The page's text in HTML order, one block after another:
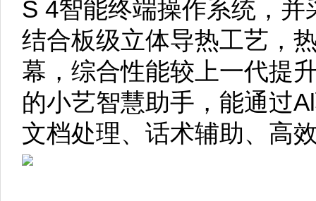
S 4智能终端操作系统，
结合板级立体导热工艺，
幕，综合性能较上一代提
的小艺智慧助手，能通过
文档处理、话术辅助、高